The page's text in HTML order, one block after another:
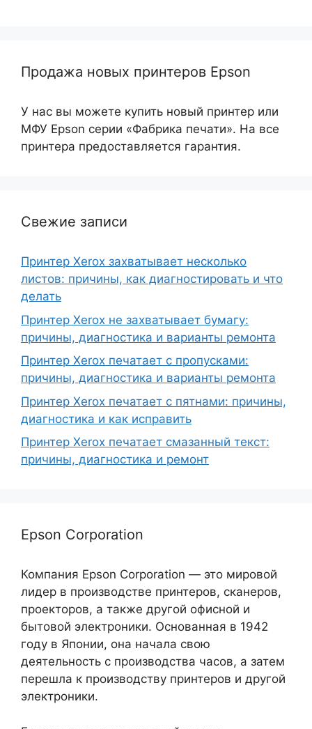
Продажа новых принтеров Epson
У нас вы можете купить новый принтер или
МФУ Epson серии «Фабрика печати». На все
принтера предоставляется гарантия.
Свежие записи
Принтер Xerox захватывает несколько
листов: причины, как диагностировать и что
делать
Принтер Xerox не захватывает бумагу:
причины, диагностика и варианты ремонта
Принтер Xerox печатает с пропусками:
причины, диагностика и варианты ремонта
Принтер Xerox печатает с пятнами: причины,
диагностика и как исправить
Принтер Xerox печатает смазанный текст:
причины, диагностика и ремонт
Epson Corporation
Компания Epson Corporation — это мировой
лидер в производстве принтеров, сканеров,
проекторов, а также другой офисной и
бытовой электроники. Основанная в 1942
году в Японии, она начала свою
деятельность с производства часов, а затем
перешла к производству принтеров и другой
электроники.